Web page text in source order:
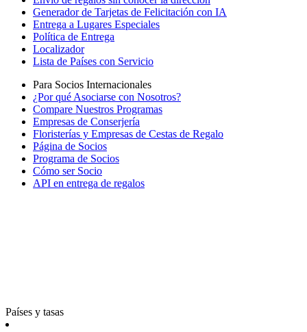
Generador de Tarjetas de Felicitación con IA
Entrega a Lugares Especiales
Política de Entrega
Localizador
Lista de Países con Servicio
Para Socios Internacionales
¿Por qué Asociarse con Nosotros?
Compare Nuestros Programas
Empresas de Conserjería
Floristerías y Empresas de Cestas de Regalo
Página de Socios
Programa de Socios
Cómo ser Socio
API en entrega de regalos
Países y tasas